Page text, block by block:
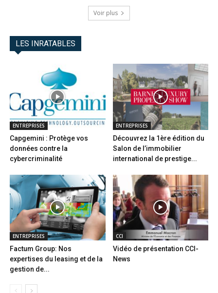
Voir plus
LES INRATABLES
ENTREPRISES
Capgemini : Protège vos
données contre la
cybercriminalité
ENTREPRISES
Découvrez la 1ère édition du
Salon de l’immobilier
international de prestige...
ENTREPRISES
Factum Group: Nos
expertises du leasing et de la
gestion de...
CCI
Vidéo de présentation CCI-
News